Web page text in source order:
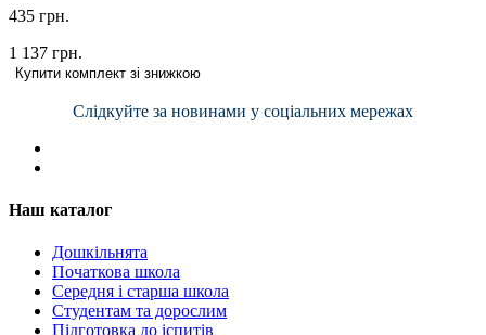
435 грн.
1 137 грн.
Купити комплект зі знижкою
Слідкуйте за новинами у соціальних мережах
Наш каталог
Дошкільнята
Початкова школа
Середня і старша школа
Студентам та дорослим
Підготовка до іспитів